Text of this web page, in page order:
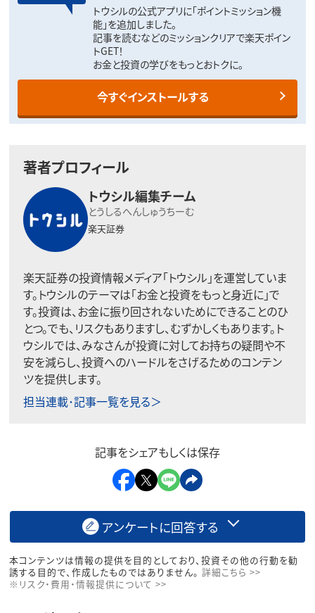
トウシルの公式アプリに「ポイントミッション機
能」を追加しました。
記事を読むなどのミッションクリアで楽天ポイン
トGET！
お金と投資の学びをもっとおトクに。
今すぐインストールする
著者プロフィール
トウシル編集チーム
とうしるへんしゅうちーむ
楽天証券
楽天証券の投資情報メディア「トウシル」を運営していま
す。トウシルのテーマは「お金と投資をもっと身近に」で
す。投資は、お金に振り回されないためにできることのひ
とつ。でも、リスクもありますし、むずかしくもあります。ト
ウシルでは、みなさんが投資に対してお持ちの疑問や不
安を減らし、投資へのハードルをさげるためのコンテン
ツを提供します。
担当連載･記事一覧を見る＞
記事をシェアもしくは保存
アンケートに回答する
本コンテンツは情報の提供を目的としており、投資その他の行動を勧
誘する目的で、作成したものではありません。 詳細こちら >>
※リスク・費用・情報提供について >>